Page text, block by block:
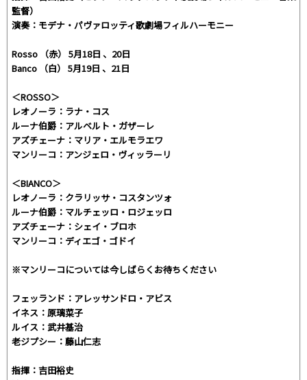
監督）
演奏：モデナ・パヴァロッティ歌劇場フィルハーモニー
Rosso （赤） 5月18日 、20日
Banco （白） 5月19日 、21日
＜ROSSO＞
レオノーラ：ラナ・コス
ルーナ伯爵：アルベルト・ガザーレ
アズチェーナ：マリア・エルモラエワ
マンリーコ：アンジェロ・ヴィッラーリ
＜BIANCO＞
レオノーラ：クラリッサ・コスタンツォ
ルーナ伯爵：マルチェッロ・ロジェッロ
アズチェーナ：シェイ・ブロホ
マンリーコ：ディエゴ・ゴドイ
※マンリーコについては今しばらくお待ちください
フェッランド：アレッサンドロ・アビス
イネス：原璃菜子
ルイス：武井基治
老ジプシー：藤山仁志
指揮：吉田裕史